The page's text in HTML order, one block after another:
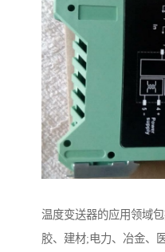
温度变送器的应用领域
胶、建材;电力、冶金、